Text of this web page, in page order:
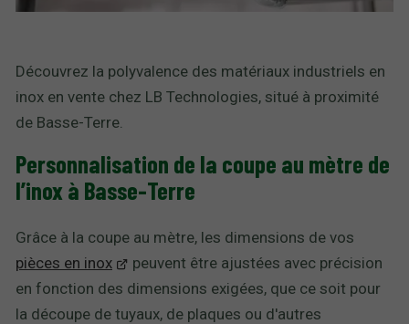
Découvrez la polyvalence des matériaux industriels en
inox en vente chez LB Technologies, situé à proximité
de Basse-Terre.
Personnalisation de la coupe au mètre de
l’inox à Basse-Terre
Grâce à la coupe au mètre, les dimensions de vos
pièces en inox
peuvent être ajustées avec précision
en fonction des dimensions exigées, que ce soit pour
la découpe de tuyaux, de plaques ou d'autres